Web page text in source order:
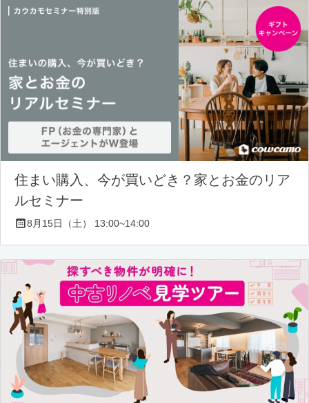
住まい購入、今が買いどき？家とお金のリア
ルセミナー
8月15日（土） 13:00~14:00